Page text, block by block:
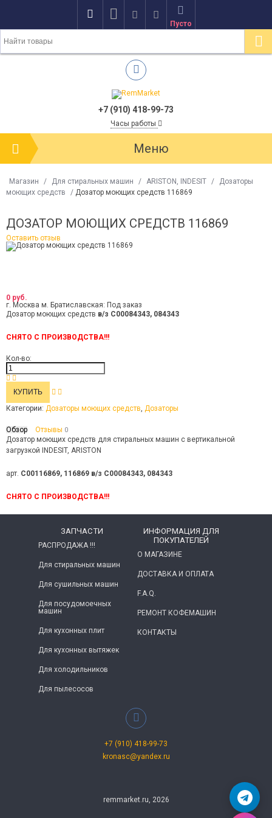
Пусто
+7 (910) 418-99-73
Часы работы
Меню
Магазин / Для стиральных машин / ARISTON, INDESIT /
Дозаторы
моющих средств
/ Дозатор моющих средств 116869
ДОЗАТОР МОЮЩИХ СРЕДСТВ 116869
Оставить отзыв
0 руб.
г. Москва м. Братиславская: Под заказ
Дозатор моющих средств в/з C00084343, 084343
СНЯТО С ПРОИЗВОДСТВА!!!
Кол-во:
Категории: Дозаторы моющих средств, Дозаторы
Обзор Отзывы 0
Дозатор моющих средств для стиральных машин с вертикальной
загрузкой INDESIT, ARISTON
арт. C00116869, 116869 в/з C00084343, 084343
СНЯТО С ПРОИЗВОДСТВА!!!
ЗАПЧАСТИ
РАСПРОДАЖА !!!
Для стиральных машин
Для сушильных машин
Для посудомоечных
машин
Для кухонных плит
Для кухонных вытяжек
Для холодильников
Для пылесосов
ИНФОРМАЦИЯ ДЛЯ
ПОКУПАТЕЛЕЙ
О МАГАЗИНЕ
ДОСТАВКА И ОПЛАТА
F.A.Q.
РЕМОНТ КОФЕМАШИН
КОНТАКТЫ
+7 (910) 418-99-73
kronasc@yandex.ru
remmarket.ru, 2026